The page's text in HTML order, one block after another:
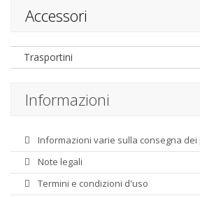
Accessori
Trasportini
Informazioni
Informazioni varie sulla consegna
Note legali
Termini e condizioni d'uso